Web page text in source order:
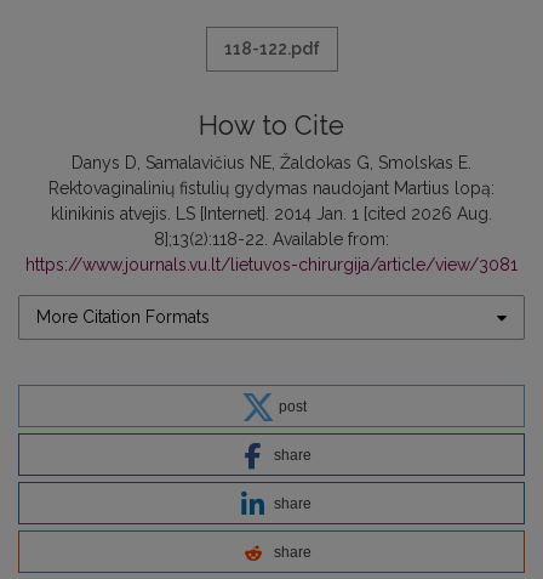
118-122.pdf
How to Cite
Danys D, Samalavičius NE, Žaldokas G, Smolskas E.
Rektovaginalinių fistulių gydymas naudojant Martius lopą:
klinikinis atvejis. LS [Internet]. 2014 Jan. 1 [cited 2026 Aug.
8];13(2):118-22. Available from:
https://www.journals.vu.lt/lietuvos-chirurgija/article/view/3081
More Citation Formats
post
share
share
share